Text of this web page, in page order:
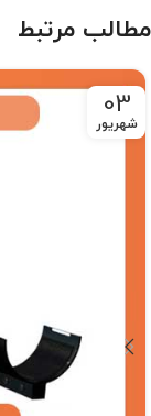
مطالب مرتبط
03
شهریور